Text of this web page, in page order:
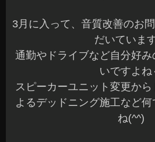
3月に入って、音質改善のお
だいています
通勤やドライブなど自分好
いですよね
スピーカーユニット変更か
よるデッドニング施工など
ね(^^)